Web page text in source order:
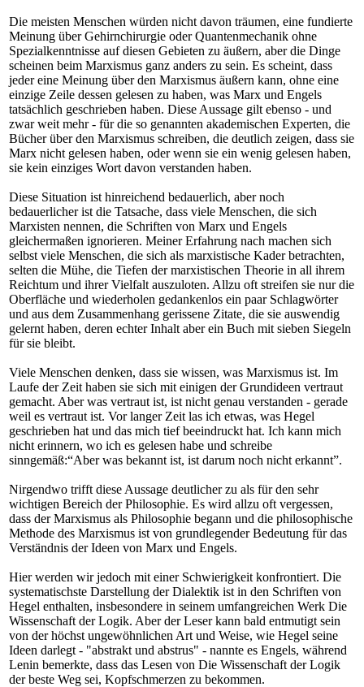
Die meisten Menschen würden nicht davon träumen, eine fundierte
Meinung über Gehirnchirurgie oder Quantenmechanik ohne
Spezialkenntnisse auf diesen Gebieten zu äußern, aber die Dinge
scheinen beim Marxismus ganz anders zu sein. Es scheint, dass
jeder eine Meinung über den Marxismus äußern kann, ohne eine
einzige Zeile dessen gelesen zu haben, was Marx und Engels
tatsächlich geschrieben haben. Diese Aussage gilt ebenso - und
zwar weit mehr - für die so genannten akademischen Experten, die
Bücher über den Marxismus schreiben, die deutlich zeigen, dass sie
Marx nicht gelesen haben, oder wenn sie ein wenig gelesen haben,
sie kein einziges Wort davon verstanden haben.
Diese Situation ist hinreichend bedauerlich, aber noch
bedauerlicher ist die Tatsache, dass viele Menschen, die sich
Marxisten nennen, die Schriften von Marx und Engels
gleichermaßen ignorieren. Meiner Erfahrung nach machen sich
selbst viele Menschen, die sich als marxistische Kader betrachten,
selten die Mühe, die Tiefen der marxistischen Theorie in all ihrem
Reichtum und ihrer Vielfalt auszuloten. Allzu oft streifen sie nur die
Oberfläche und wiederholen gedankenlos ein paar Schlagwörter
und aus dem Zusammenhang gerissene Zitate, die sie auswendig
gelernt haben, deren echter Inhalt aber ein Buch mit sieben Siegeln
für sie bleibt.
Viele Menschen denken, dass sie wissen, was Marxismus ist. Im
Laufe der Zeit haben sie sich mit einigen der Grundideen vertraut
gemacht. Aber was vertraut ist, ist nicht genau verstanden - gerade
weil es vertraut ist. Vor langer Zeit las ich etwas, was Hegel
geschrieben hat und das mich tief beeindruckt hat. Ich kann mich
nicht erinnern, wo ich es gelesen habe und schreibe
sinngemäß:“Aber was bekannt ist, ist darum noch nicht erkannt”.
Nirgendwo trifft diese Aussage deutlicher zu als für den sehr
wichtigen Bereich der Philosophie. Es wird allzu oft vergessen,
dass der Marxismus als Philosophie begann und die philosophische
Methode des Marxismus ist von grundlegender Bedeutung für das
Verständnis der Ideen von Marx und Engels.
Hier werden wir jedoch mit einer Schwierigkeit konfrontiert. Die
systematischste Darstellung der Dialektik ist in den Schriften von
Hegel enthalten, insbesondere in seinem umfangreichen Werk Die
Wissenschaft der Logik. Aber der Leser kann bald entmutigt sein
von der höchst ungewöhnlichen Art und Weise, wie Hegel seine
Ideen darlegt - "abstrakt und abstrus" - nannte es Engels, während
Lenin bemerkte, dass das Lesen von Die Wissenschaft der Logik
der beste Weg sei, Kopfschmerzen zu bekommen.